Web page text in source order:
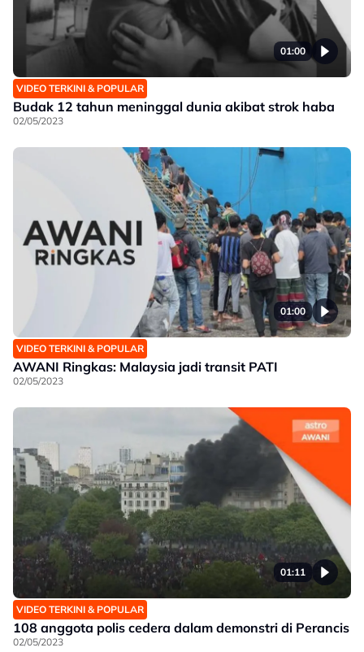
01:00
VIDEO TERKINI & POPULAR
Budak 12 tahun meninggal dunia akibat strok haba
02/05/2023
01:00
VIDEO TERKINI & POPULAR
AWANI Ringkas: Malaysia jadi transit PATI
02/05/2023
01:11
VIDEO TERKINI & POPULAR
108 anggota polis cedera dalam demonstri di Perancis
02/05/2023